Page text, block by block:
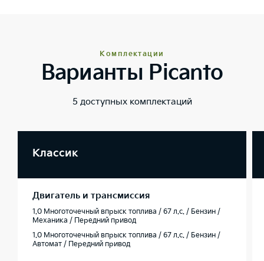
Комплектации
Варианты Picanto
5 доступных комплектаций
Классик
Двигатель и трансмиссия
1.0 Многоточечный впрыск топлива / 67 л.с. / Бензин /
Механика / Передний привод
1.0 Многоточечный впрыск топлива / 67 л.с. / Бензин /
Автомат / Передний привод